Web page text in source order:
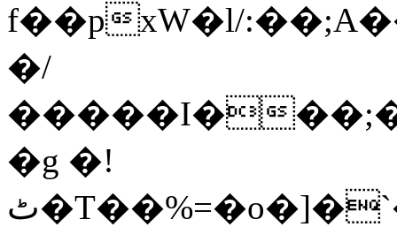
f��pxW�l/
�/
�����I���;�
�g �!
ٹ�T��%=�o�]�`�8mxݽ������˳���0�n̾X'��3ǘ9����������I�&��G�������z>��]�%��/